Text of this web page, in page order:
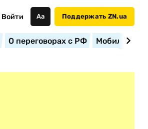
Войти Аа Поддержать ZN.ua
О переговорах с РФ